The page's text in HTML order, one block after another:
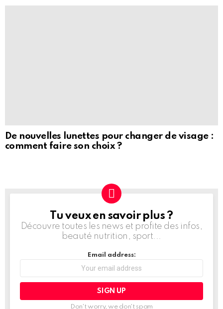
De nouvelles lunettes pour changer de visage :
comment faire son choix ?
NEWSLETTER
Tu veux en savoir plus ?
Découvre toutes les news et profite des infos,
beauté nutrition, sport...
Email address:
Don't worry, we don't spam